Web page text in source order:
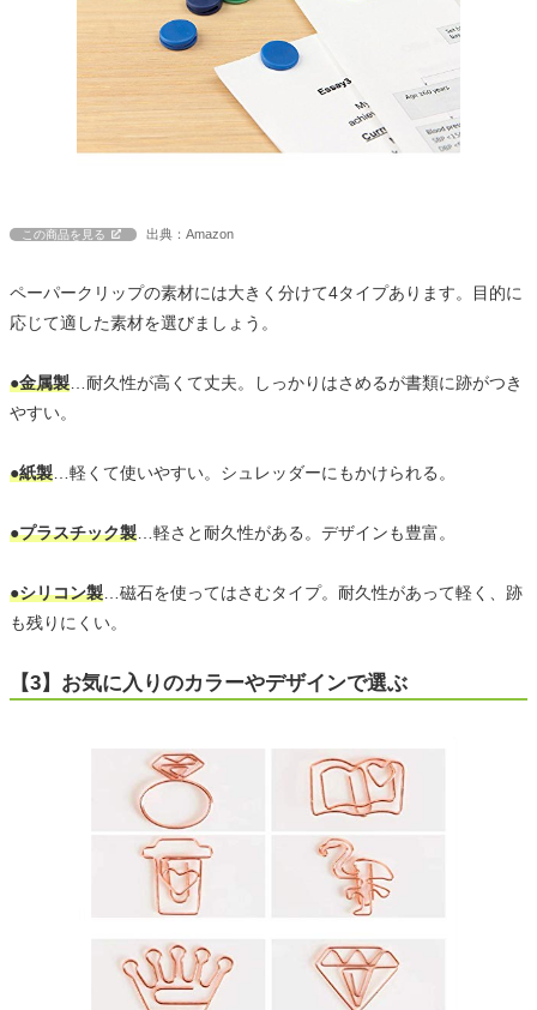
この商品を見る 出典：Amazon
ペーパークリップの素材には大きく分けて4タイプあります。目的に
応じて適した素材を選びましょう。
●金属製…耐久性が高くて丈夫。しっかりはさめるが書類に跡がつき
やすい。
●紙製…軽くて使いやすい。シュレッダーにもかけられる。
●プラスチック製…軽さと耐久性がある。デザインも豊富。
●シリコン製…磁石を使ってはさむタイプ。耐久性があって軽く、跡
も残りにくい。
【3】お気に入りのカラーやデザインで選ぶ